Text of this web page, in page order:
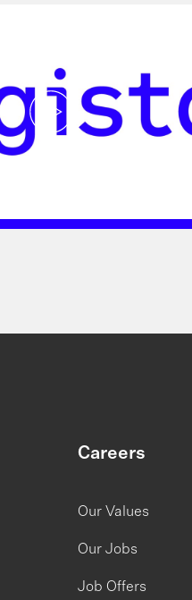
Careers
Our Values
Our Jobs
Job Offers